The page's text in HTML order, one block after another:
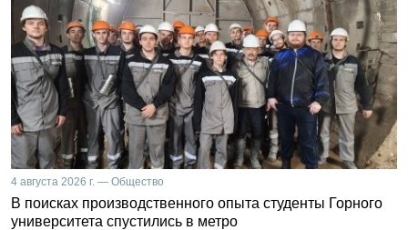
4 августа 2026 г. — Общество
В поисках производственного опыта студенты Горного
университета спустились в метро